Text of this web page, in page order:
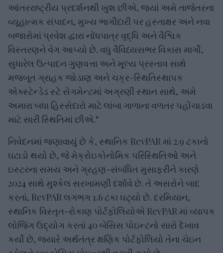
આંતરરાષ્ટ્રીય પ્રદર્શનથી ખુશ છીએ, જ્યાં અમે તાજેતરના
વ્યૂહાત્મક સંપાદન, મુખ્ય ભાગીદારી પર હસ્તાક્ષર અને નવા
બજારોમાં પ્રવેશ દ્વારા નોંધપાત્ર વૃદ્ધિ અને વૈશ્વિક
વિસ્તરણને વેગ આપ્યો છે. વધુ વૈવિધ્યસભર વિકાસ માર્ગો,
સુધારેલ ઉત્પાદન ગુણવત્તા અને મૂલ્ય પ્રસ્તાવ સાથે
મજબૂત ગ્રાહક જોડાણ અને ચક્ર-સ્થિતિસ્થાપક
એક્સ્ટેન્ડેડ સ્ટે સેગમેન્ટમાં અગ્રણી સ્થાન સાથે, અમે
અમારા બધા હિસ્સેદારો માટે લાંબા ગાળાના વળતર પહોંચાડવા
માટે સારી સ્થિતિમાં છીએ."
નિવેદનમાં જણાવાયું છે કે, સ્થાનિક RevPAR માં 2.9 ટકાનો
ઘટાડો થયો છે, જે મેક્રોઇકોનોમિક પરિસ્થિતિઓ અને
ઇસ્ટરના સમય અને ગ્રહણ-સંબંધિત મુસાફરીને કારણે
2024 સાથે મુશ્કેલ સરખામણી દર્શાવે છે. તે અસરોને બાદ
કરતાં, RevPAR લગભગ 1.6 ટકા ઘટ્યો છે. દરમિયાન,
સ્થાનિક વિસ્તૃત-રોકાણ પોર્ટફોલિયોએ RevPAR માં વ્યાપક
લોજિંગ ઉદ્યોગ કરતાં 40 બેસિસ પોઇન્ટનો સારો દેખાવ
કર્યો છે, જ્યારે અર્થતંત્ર ક્ષણિક પોર્ટફોલિયો તેના ચેઇન